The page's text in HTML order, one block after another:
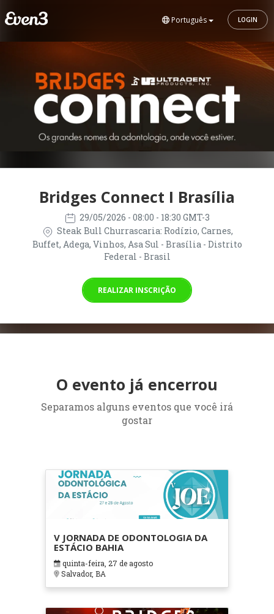
Português LOGIN
Bridges Connect I Brasília
29/05/2026 - 08:00 - 18:30 GMT-3
Steak Bull Churrascaria: Rodízio, Carnes,
Buffet, Adega, Vinhos, Asa Sul - Brasília - Distrito
Federal - Brasil
REALIZAR INSCRIÇÃO
O evento já encerrou
Separamos alguns eventos que você irá
gostar
V JORNADA DE ODONTOLOGIA DA
ESTÁCIO BAHIA
quinta-feira, 27 de agosto
Salvador, BA